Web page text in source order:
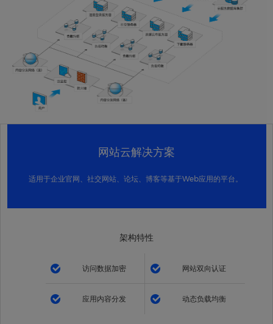
网站云解决方案
适用于企业官网、社交网站、论坛、博客等基于Web应用的平台。
架构特性
访问数据加密 网站双向认证
应用内容分发 动态负载均衡